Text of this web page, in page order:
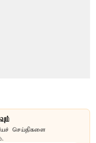
செய்திகளை